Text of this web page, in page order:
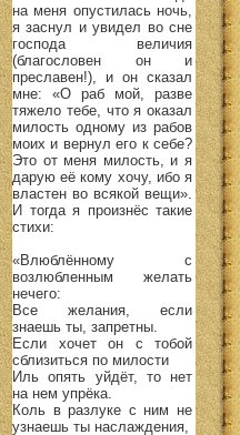
на меня опустилась ночь,
я заснул и увидел во сне
господа величия
(благословен он и
преславен!), и он сказал
мне: «О раб мой, разве
тяжело тебе, что я оказал
милость одному из рабов
моих и вернул его к себе?
Это от меня милость, и я
дарую её кому хочу, ибо я
властен во всякой вещи».
И тогда я произнёс такие
стихи:
«Влюблённому с
возлюбленным желать
нечего:
Все желания, если
знаешь ты, запретны.
Если хочет он с тобой
сблизиться по милости
Иль опять уйдёт, то нет
на нем упрёка.
Коль в разлуке с ним не
узнаешь ты наслаждения,